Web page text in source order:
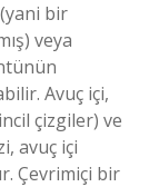
bir
veya
Avuç içi,
çizgiler) ve
avuç içi
Çevrimiçi bir